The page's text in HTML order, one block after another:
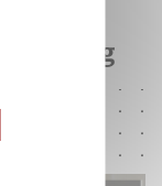
splitting